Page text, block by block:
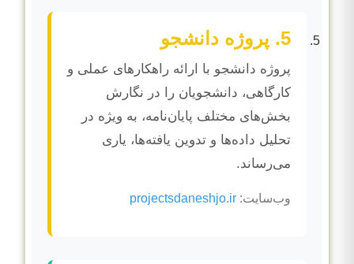
5. پروژه دانشجو
پروژه دانشجو با ارائه راهکارهای عملی و
کارگاهی، دانشجویان را در نگارش
بخش‌های مختلف پایان‌نامه، به ویژه در
تحلیل داده‌ها و تدوین یافته‌ها، یاری
می‌رساند.
وب‌سایت: projectsdaneshjo.ir